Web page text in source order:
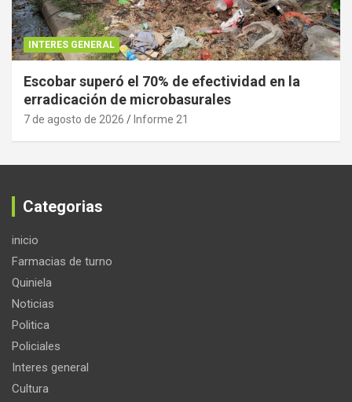
INTERES GENERAL
Escobar superó el 70% de efectividad en la
erradicación de microbasurales
7 de agosto de 2026 Informe 21
Categorias
inicio
Farmacias de turno
Quiniela
Noticias
Politica
Policiales
Interes general
Cultura